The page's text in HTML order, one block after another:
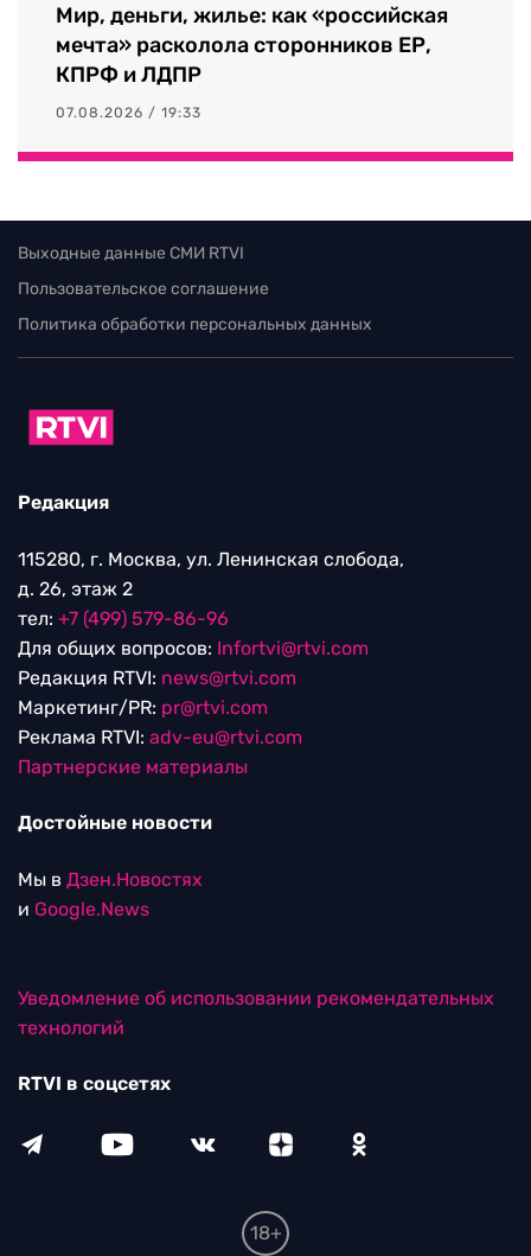
Мир, деньги, жилье: как «российская
мечта» расколола сторонников ЕР,
КПРФ и ЛДПР
07.08.2026 / 19:33
Выходные данные СМИ RTVI
Пользовательское соглашение
Политика обработки персональных данных
Редакция
115280, г. Москва, ул. Ленинская слобода,
д. 26, этаж 2
тел: +7 (499) 579-86-96
Для общих вопросов: Infortvi@rtvi.com
Редакция RTVI: news@rtvi.com
Маркетинг/PR: pr@rtvi.com
Реклама RTVI: adv-eu@rtvi.com
Партнерские материалы
Достойные новости
Мы в Дзен.Новостях
и Google.News
Уведомление об использовании рекомендательных
технологий
RTVI в соцсетях
18+